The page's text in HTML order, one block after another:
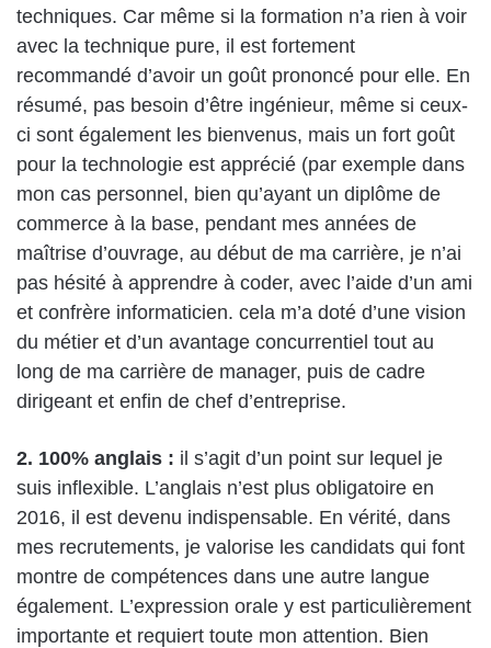
techniques. Car même si la formation n’a rien à voir
avec la technique pure, il est fortement
recommandé d’avoir un goût prononcé pour elle. En
résumé, pas besoin d’être ingénieur, même si ceux-
ci sont également les bienvenus, mais un fort goût
pour la technologie est apprécié (par exemple dans
mon cas personnel, bien qu’ayant un diplôme de
commerce à la base, pendant mes années de
maîtrise d’ouvrage, au début de ma carrière, je n’ai
pas hésité à apprendre à coder, avec l’aide d’un ami
et confrère informaticien. cela m’a doté d’une vision
du métier et d’un avantage concurrentiel tout au
long de ma carrière de manager, puis de cadre
dirigeant et enfin de chef d’entreprise.
2. 100% anglais : il s’agit d’un point sur lequel je
suis inflexible. L’anglais n’est plus obligatoire en
2016, il est devenu indispensable. En vérité, dans
mes recrutements, je valorise les candidats qui font
montre de compétences dans une autre langue
également. L’expression orale y est particulièrement
importante et requiert toute mon attention. Bien